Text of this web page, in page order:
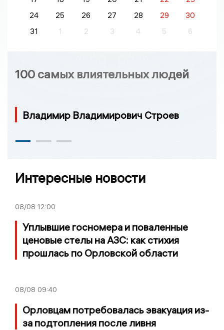
24
25 26 27 28 29
30
31
1 2 3 4 5 6
100 самых влиятельных людей
Владимир Владимирович Строев
Интересные новости
08/08 12:00
Уплывшие госномера и поваленные
ценовые стелы на АЗС: как стихия
прошлась по Орловской области
08/08 09:40
Орловцам потребовалась эвакуация из-
за подтопления после ливня